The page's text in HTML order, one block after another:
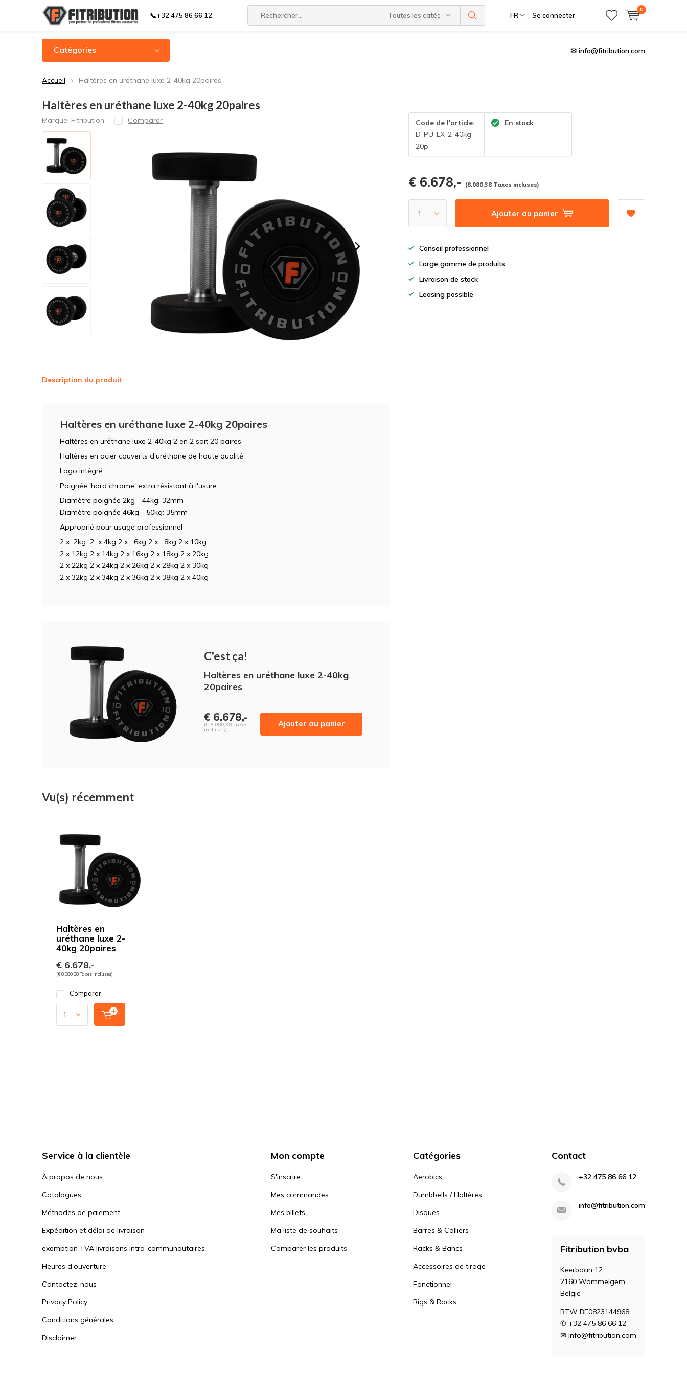
📞+32 475 86 66 12 Toutes les catégories FR Se connecter
0
Catégories ✉ info@fitribution.com
Accueil Haltères en uréthane luxe 2-40kg 20paires
Haltères en uréthane luxe 2-40kg 20paires
Marque: Fitribution Comparer
Code de l'article:
D-PU-LX-2-40kg-
20p
En stock
€ 6.678,- (8.080,38 Taxes incluses)
Ajouter au panier
Conseil professionnel
Large gamme de produits
Livraison de stock
Leasing possible
Description du produit
Haltères en uréthane luxe 2-40kg 20paires
Haltères en uréthane luxe 2-40kg 2 en 2 soit 20 paires
Haltères en acier couverts d'uréthane de haute qualité
Logo intégré
Poignée 'hard chrome' extra résistant à l'usure
Diamètre poignée 2kg - 44kg: 32mm
Diamètre poignée 46kg - 50kg: 35mm
Approprié pour usage professionnel
2 x 2kg 2 x 4kg 2 x 6kg 2 x 8kg 2 x 10kg
2 x 12kg 2 x 14kg 2 x 16kg 2 x 18kg 2 x 20kg
2 x 22kg 2 x 24kg 2 x 26kg 2 x 28kg 2 x 30kg
2 x 32kg 2 x 34kg 2 x 36kg 2 x 38kg 2 x 40kg
C'est ça!
Haltères en uréthane luxe 2-40kg
20paires
€ 6.678,-
(€ 8.080,38 Taxes
incluses)
Ajouter au panier
Vu(s) récemment
Haltères en
uréthane luxe 2-
40kg 20paires
€ 6.678,-
(€ 8.080,38 Taxes incluses)
Comparer
Service à la clientèle
À propos de nous
Catalogues
Méthodes de paiement
Expédition et délai de livraison
exemption TVA livraisons intra-communautaires
Heures d'ouverture
Contactez-nous
Privacy Policy
Conditions générales
Disclaimer
Mon compte
S'inscrire
Mes commandes
Mes billets
Ma liste de souhaits
Comparer les produits
Catégories
Aerobics
Dumbbells / Haltères
Disques
Barres & Colliers
Racks & Bancs
Accessoires de tirage
Fonctionnel
Rigs & Racks
Contact
+32 475 86 66 12
info@fitribution.com
Fitribution bvba
Keerbaan 12
2160 Wommelgem
België
BTW BE0823144968
✆ +32 475 86 66 12
✉ info@fitribution.com